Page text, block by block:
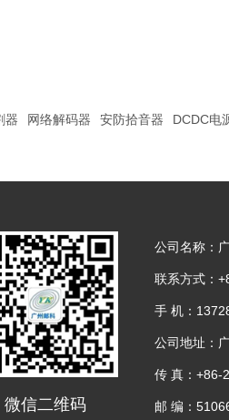
器 网络解码器 安防拾音器 DCDC电
微信二维码
公司名称：
联系方式：
手 机：
公司地址：
传 真：+86-
邮 编：